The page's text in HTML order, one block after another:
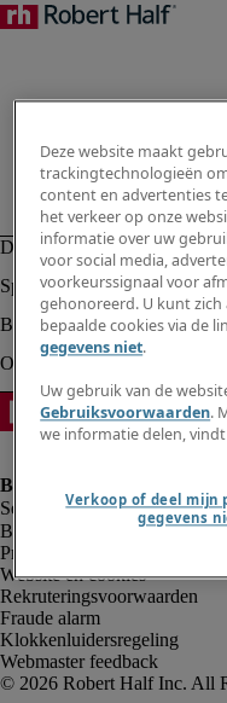
Bedrijfsinformatie
Privacyverklaring
Website en cookies
Rekruteringsvoorwaarden
Fraude alarm
Klokkenluidersregeling
Webmaster feedback
Deze website maakt
trackingtechnologieën
content en advertenties
het verkeer op onze
informatie over uw
voor social media,
voorkeurssignaal voor
gehonoreerd. U kunt
bepaalde cookies via de
gegevens niet.
Uw gebruik van de
Gebruiksvoorwaarden.
we informatie delen,
Verkoop of deel mijn
gegevens